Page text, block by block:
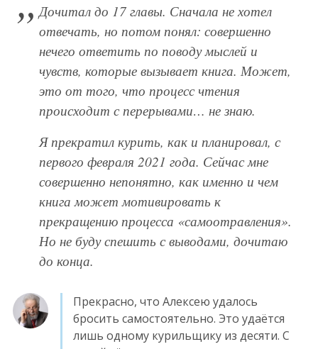
Дочитал до 17 главы. Сначала не хотел
отвечать, но потом понял: совершенно
нечего ответить по поводу мыслей и
чувств, которые вызывает книга. Может,
это от того, что процесс чтения
происходит с перерывами… не знаю.
Я прекратил курить, как и планировал, с
первого февраля 2021 года. Сейчас мне
совершенно непонятно, как именно и чем
книга может мотивировать к
прекращению процесса «самоотравления».
Но не буду спешить с выводами, дочитаю
до конца.
Прекрасно, что Алексею удалось
бросить самостоятельно. Это удаётся
лишь одному курильщику из десяти. С